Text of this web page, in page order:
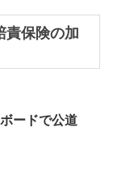
保険の加
ードで公道